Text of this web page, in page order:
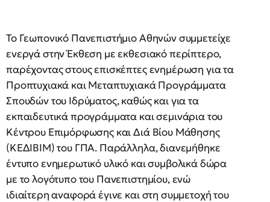
Το Γεωπονικό Πανεπιστήμιο Αθηνών συμμετείχε
ενεργά στην Έκθεση με εκθεσιακό περίπτερο,
παρέχοντας στους επισκέπτες ενημέρωση για τα
Προπτυχιακά και Μεταπτυχιακά Προγράμματα
Σπουδών του Ιδρύματος, καθώς και για τα
εκπαιδευτικά προγράμματα και σεμινάρια του
Κέντρου Επιμόρφωσης και Διά Βίου Μάθησης
(ΚΕΔΙΒΙΜ) του ΓΠΑ. Παράλληλα, διανεμήθηκε
έντυπο ενημερωτικό υλικό και συμβολικά δώρα
με το λογότυπο του Πανεπιστημίου, ενώ
ιδιαίτερη αναφορά έγινε και στη συμμετοχή του